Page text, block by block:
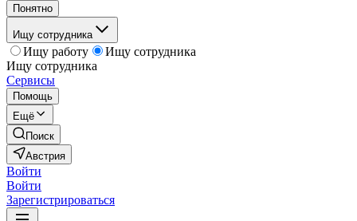
Понятно
Ищу сотрудника
Ищу работу
Ищу сотрудника
Ищу сотрудника
Сервисы
Помощь
Ещё
Поиск
Австрия
Войти
Войти
Зарегистрироваться